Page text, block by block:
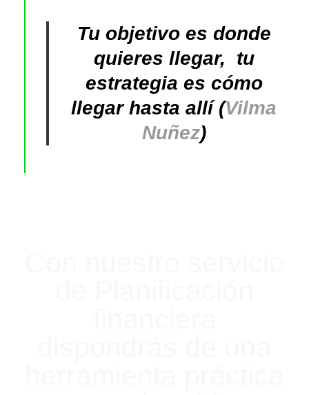
Tu objetivo es donde
quieres llegar, tu
estrategia es cómo
llegar hasta allí (Vilma
Nuñez)